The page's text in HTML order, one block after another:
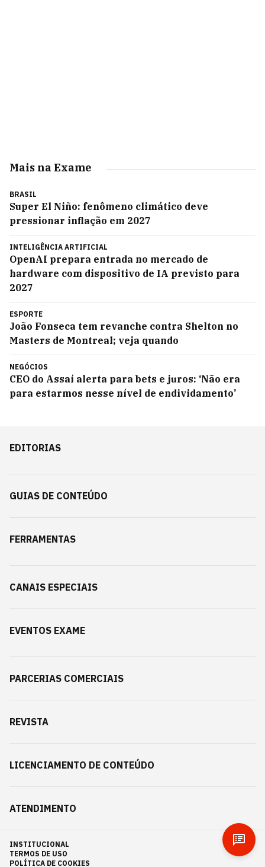
Mais na Exame
BRASIL
Super El Niño: fenômeno climático deve
pressionar inflação em 2027
INTELIGÊNCIA ARTIFICIAL
OpenAI prepara entrada no mercado de
hardware com dispositivo de IA previsto para
2027
ESPORTE
João Fonseca tem revanche contra Shelton no
Masters de Montreal; veja quando
NEGÓCIOS
CEO do Assaí alerta para bets e juros: ‘Não era
para estarmos nesse nível de endividamento’
EDITORIAS
GUIAS DE CONTEÚDO
FERRAMENTAS
CANAIS ESPECIAIS
EVENTOS EXAME
PARCERIAS COMERCIAIS
REVISTA
LICENCIAMENTO DE CONTEÚDO
ATENDIMENTO
INSTITUCIONAL
TERMOS DE USO
POLÍTICA DE COOKIES